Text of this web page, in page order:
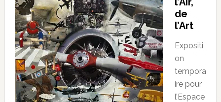
de
l’Art
Expositi
on
tempora
ire pour
l’Espace